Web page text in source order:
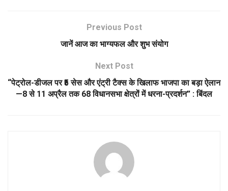
Previous Post
जानें आज का भाग्यफल और शुभ संयोग
Next Post
“पेट्रोल-डीजल पर ₹5 सेस और एंट्री टैक्स के खिलाफ भाजपा का बड़ा ऐलान
—8 से 11 अप्रैल तक 68 विधानसभा क्षेत्रों में धरना-प्रदर्शन” : बिंदल